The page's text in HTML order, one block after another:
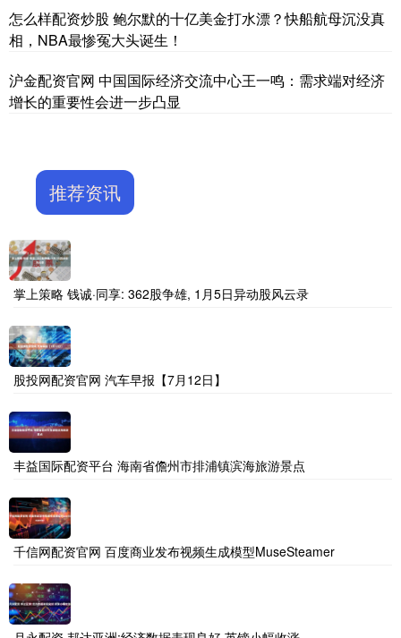
怎么样配资炒股 鲍尔默的十亿美金打水漂？快船航母沉没真
相，NBA最惨冤大头诞生！
沪金配资官网 中国国际经济交流中心王一鸣：需求端对经济
增长的重要性会进一步凸显
推荐资讯
掌上策略 钱诚·同享: 362股争雄, 1月5日异动股风云录
股投网配资官网 汽车早报【7月12日】
丰益国际配资平台 海南省儋州市排浦镇滨海旅游景点
千信网配资官网 百度商业发布视频生成模型MuseSteamer